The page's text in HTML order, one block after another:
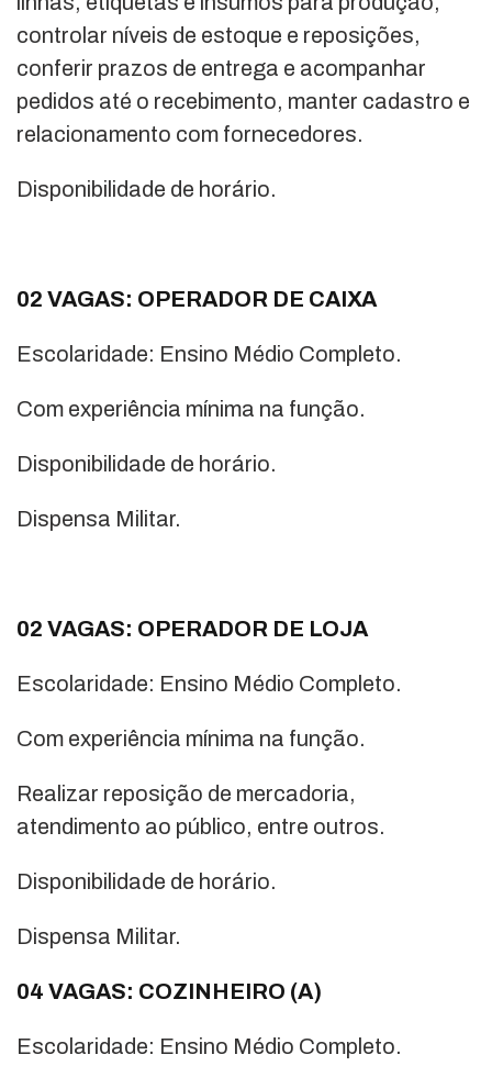
controlar níveis de estoque e reposições,
conferir prazos de entrega e acompanhar
pedidos até o recebimento, manter cadastro e
relacionamento com fornecedores.
Disponibilidade de horário.
02 VAGAS: OPERADOR DE CAIXA
Escolaridade: Ensino Médio Completo.
Com experiência mínima na função.
Disponibilidade de horário.
Dispensa Militar.
02 VAGAS: OPERADOR DE LOJA
Escolaridade: Ensino Médio Completo.
Com experiência mínima na função.
Realizar reposição de mercadoria,
atendimento ao público, entre outros.
Disponibilidade de horário.
Dispensa Militar.
04 VAGAS: COZINHEIRO (A)
Escolaridade: Ensino Médio Completo.